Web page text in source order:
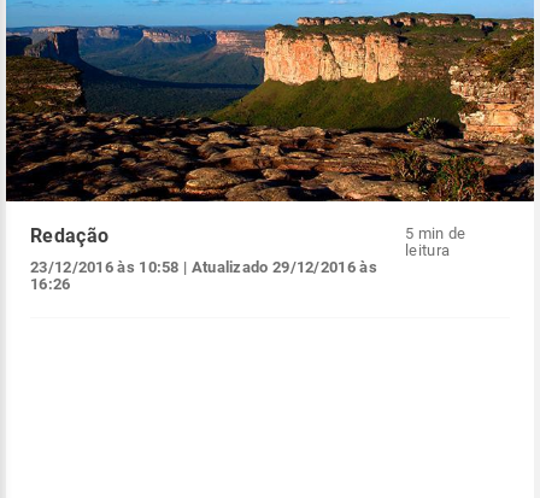
Redação
23/12/2016 às 10:58 | Atualizado 29/12/2016 às
16:26
5 min de
leitura